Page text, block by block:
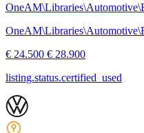
€ 24.500 € 28.900
listing.status.certified_used